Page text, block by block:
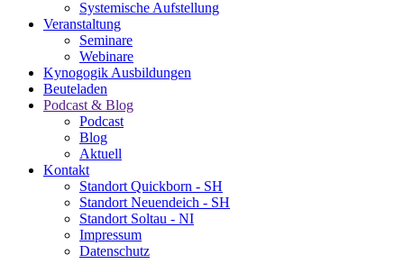
Systemische Aufstellung
Veranstaltung
Seminare
Webinare
Kynogogik Ausbildungen
Beuteladen
Podcast & Blog
Podcast
Blog
Aktuell
Kontakt
Standort Quickborn - SH
Standort Neuendeich - SH
Standort Soltau - NI
Impressum
Datenschutz